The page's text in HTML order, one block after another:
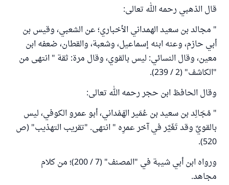
قال الذهبي رحمه الله تعالى:
" مجالد بن سعيد الهمداني الأخباري؛ عن الشعبي، وقيس بن
أبي حازم، وعنه ابنه إسماعيل، وشعبة، والقطان، ضعفه ابن
معين، وقال النسائي: ليس بالقوي، وقال مرة: ثقة " انتهى من
"الكاشف" (2 / 239).
وقال الحافظ ابن حجر رحمه الله تعالى:
" مُجَالِد بن سعيد بن عُمَير الهَمْداني، أبو عمرو الكوفي، ليس
بالقويِّ وقد تَغَيَّر في آخر عمرِه " انتهى. "تقريب التهذيب" (ص
520).
ورواه ابن أبي شيبة في "المصنف" (7 / 200)؛ من كلام
مجاهد.